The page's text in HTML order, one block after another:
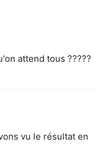
attend tous ?????
vu le résultat en